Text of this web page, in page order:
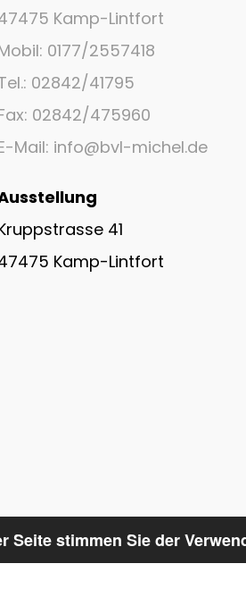
Kamp-Lintfort
0177/2557418
02842/41795
02842/475960
Mail: info@bvl-michel.de
41
Kamp-Lintfort
Seite stimmen Sie der